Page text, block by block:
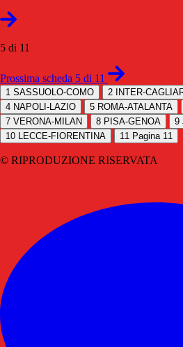
5 di 11
Prossima scheda 5 di 11
1 SASSUOLO-COMO 2 INTER-
4 NAPOLI-LAZIO 5 ROMA-ATALANTA
7 VERONA-MILAN 8 PISA-GENOA 9
10
LECCE-FIORENTINA 11 Pagina 11
© RIPRODUZIONE RISERVATA